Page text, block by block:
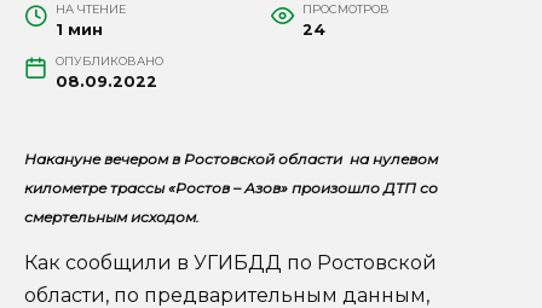
НА ЧТЕНИЕ
1 мин
ПРОСМОТРОВ
24
ОПУБЛИКОВАНО
08.09.2022
Накануне вечером в Ростовской области на нулевом
километре трассы «Ростов – Азов» произошло ДТП со
смертельным исходом.
Как сообщили в УГИБДД по Ростовской
области, по предварительным данным,